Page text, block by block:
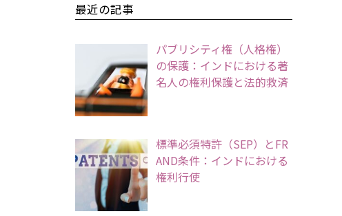
最近の記事
パブリシティ権（人格権）
の保護：インドにおける著
名人の権利保護と法的救済
標準必須特許（SEP）とFR
AND条件：インドにおける
権利行使